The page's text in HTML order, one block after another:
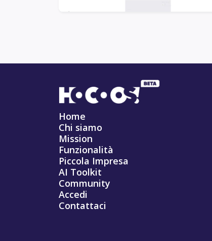
Home
Chi siamo
Mission
Funzionalità
Piccola Impresa
AI Toolkit
Community
Accedi
Contattaci